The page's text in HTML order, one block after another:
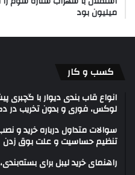
میلیون بود
کسب و کار
انواع قاب بندی دیوار با گچبری
لوکس، فوری و بدون تخریب در
سوالات متداول درباره خرید و
تنظیم حساسیت و علت بوق زدن
راهنمای خرید لیبل برای